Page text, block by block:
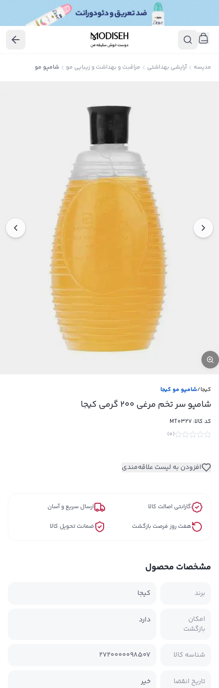
مدیسه آرایشی بهداشتی مراقبت و بهداشت و زیبایی مو شامپو مو
کیجا/شامپو مو کیجا
شامپو سر تخم مرغی 200 گرمی کیجا
کد کالا: MT0327
(
0
)
افزودن به لیست علاقه‌مندی
گارانتی اصالت کالا ارسال سریع و آسان
هفت روز فرصت بازگشت ضمانت تحویل کالا
مشخصات محصول
برند کیجا
امکان
بازگشت
دارد
شناسه کالا 2720000098507
تاریخ انقضا خیر